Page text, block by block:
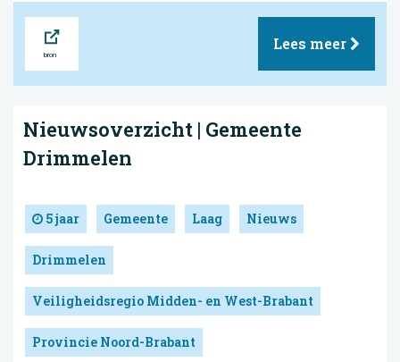
Lees meer
Nieuwsoverzicht | Gemeente
Drimmelen
5 jaar Gemeente Laag Nieuws
Drimmelen
Veiligheidsregio Midden- en West-Brabant
Provincie Noord-Brabant